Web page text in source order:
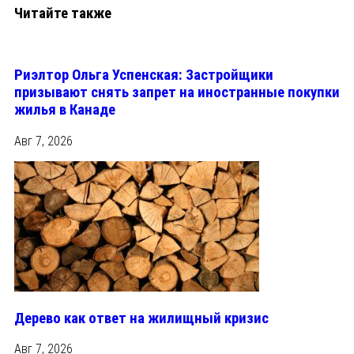
Читайте также
Риэлтор Ольга Успенская: Застройщики
призывают снять запрет на иностранные покупки
жилья в Канаде
Авг 7, 2026
Дерево как ответ на жилищный кризис
Авг 7, 2026